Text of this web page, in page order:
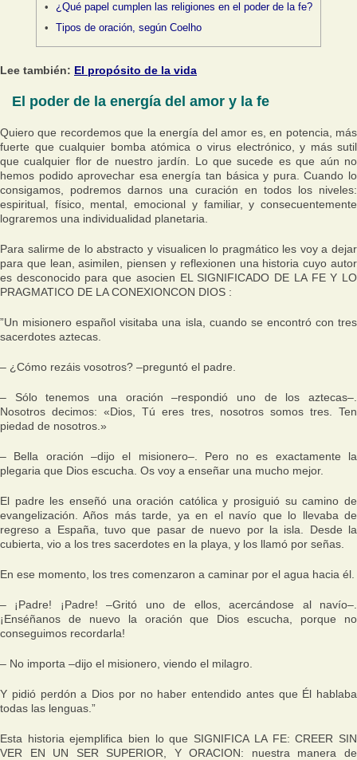
¿Qué papel cumplen las religiones en el poder de la fe?
Tipos de oración, según Coelho
Lee también: El propósito de la vida
El poder de la energía del amor y la fe
Quiero que recordemos que la energía del amor es, en potencia, más
fuerte que cualquier bomba atómica o virus electrónico, y más sutil
que cualquier flor de nuestro jardín. Lo que sucede es que aún no
hemos podido aprovechar esa energía tan básica y pura. Cuando lo
consigamos, podremos darnos una curación en todos los niveles:
espiritual, físico, mental, emocional y familiar, y consecuentemente
lograremos una individualidad planetaria.
Para salirme de lo abstracto y visualicen lo pragmático les voy a dejar
para que lean, asimilen, piensen y reflexionen una historia cuyo autor
es desconocido para que asocien EL SIGNIFICADO DE LA FE Y LO
PRAGMATICO DE LA CONEXIONCON DIOS :
”Un misionero español visitaba una isla, cuando se encontró con tres
sacerdotes aztecas.
– ¿Cómo rezáis vosotros? –preguntó el padre.
– Sólo tenemos una oración –respondió uno de los aztecas–.
Nosotros decimos: «Dios, Tú eres tres, nosotros somos tres. Ten
piedad de nosotros.»
– Bella oración –dijo el misionero–. Pero no es exactamente la
plegaria que Dios escucha. Os voy a enseñar una mucho mejor.
El padre les enseñó una oración católica y prosiguió su camino de
evangelización. Años más tarde, ya en el navío que lo llevaba de
regreso a España, tuvo que pasar de nuevo por la isla. Desde la
cubierta, vio a los tres sacerdotes en la playa, y los llamó por señas.
En ese momento, los tres comenzaron a caminar por el agua hacia él.
– ¡Padre! ¡Padre! –Gritó uno de ellos, acercándose al navío–.
¡Enséñanos de nuevo la oración que Dios escucha, porque no
conseguimos recordarla!
– No importa –dijo el misionero, viendo el milagro.
Y pidió perdón a Dios por no haber entendido antes que Él hablaba
todas las lenguas.”
Esta historia ejemplifica bien lo que SIGNIFICA LA FE: CREER SIN
VER EN UN SER SUPERIOR, Y ORACION: nuestra manera de